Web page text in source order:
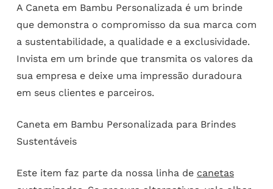
A Caneta em Bambu Personalizada é um brinde
que demonstra o compromisso da sua marca com
a sustentabilidade, a qualidade e a exclusividade.
Invista em um brinde que transmita os valores da
sua empresa e deixe uma impressão duradoura
em seus clientes e parceiros.
Caneta em Bambu Personalizada para Brindes
Sustentáveis
Este item faz parte da nossa linha de canetas